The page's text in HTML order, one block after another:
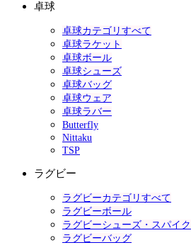
卓球
卓球カテゴリすべて
卓球ラケット
卓球ボール
卓球シューズ
卓球バッグ
卓球ウェア
卓球ラバー
Butterfly
Nittaku
TSP
ラグビー
ラグビーカテゴリすべて
ラグビーボール
ラグビーシューズ・スパイク
ラグビーバッグ